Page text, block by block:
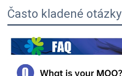
Často kladené otázky